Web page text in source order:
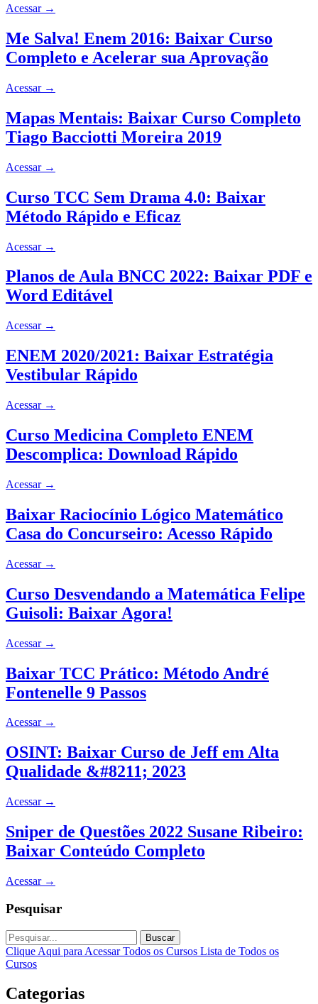
Acessar →
Me Salva! Enem 2016: Baixar Curso
Completo e Acelerar sua Aprovação
Acessar →
Mapas Mentais: Baixar Curso Completo
Tiago Bacciotti Moreira 2019
Acessar →
Curso TCC Sem Drama 4.0: Baixar
Método Rápido e Eficaz
Acessar →
Planos de Aula BNCC 2022: Baixar PDF e
Word Editável
Acessar →
ENEM 2020/2021: Baixar Estratégia
Vestibular Rápido
Acessar →
Curso Medicina Completo ENEM
Descomplica: Download Rápido
Acessar →
Baixar Raciocínio Lógico Matemático
Casa do Concurseiro: Acesso Rápido
Acessar →
Curso Desvendando a Matemática Felipe
Guisoli: Baixar Agora!
Acessar →
Baixar TCC Prático: Método André
Fontenelle 9 Passos
Acessar →
OSINT: Baixar Curso de Jeff em Alta
Qualidade &#8211; 2023
Acessar →
Sniper de Questões 2022 Susane Ribeiro:
Baixar Conteúdo Completo
Acessar →
Pesquisar
Buscar
Clique Aqui para Acessar Todos os Cursos Lista de Todos os
Cursos
Categorias